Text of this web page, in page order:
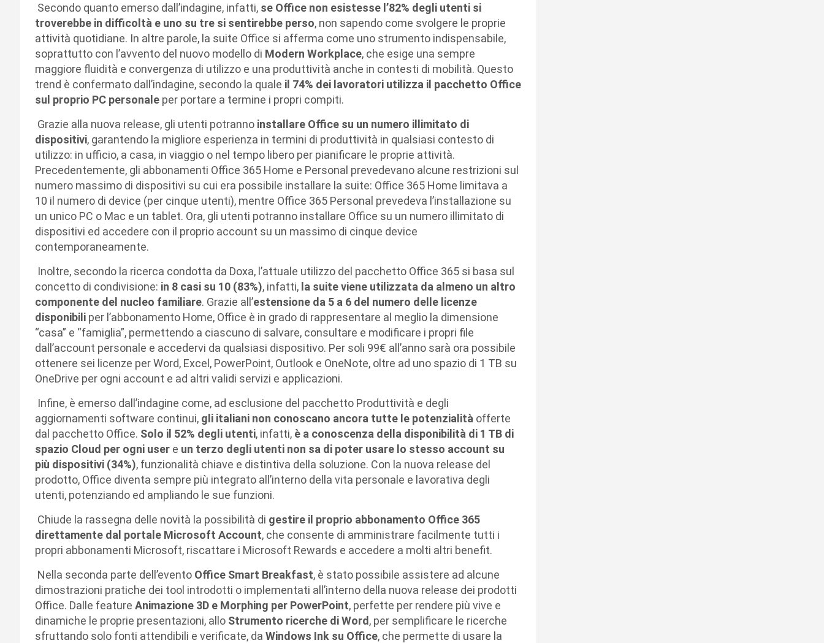
Secondo quanto emerso dall’indagine, infatti, se Office non esistesse l’82% degli utenti si
troverebbe in difficoltà e uno su tre si sentirebbe perso, non sapendo come svolgere le proprie
attività quotidiane. In altre parole, la suite Office si afferma come uno strumento indispensabile,
soprattutto con l’avvento del nuovo modello di Modern Workplace, che esige una sempre
maggiore fluidità e convergenza di utilizzo e una produttività anche in contesti di mobilità. Questo
trend è confermato dall’indagine, secondo la quale il 74% dei lavoratori utilizza il pacchetto Office
sul proprio PC personale per portare a termine i propri compiti.
Grazie alla nuova release, gli utenti potranno installare Office su un numero illimitato di
dispositivi, garantendo la migliore esperienza in termini di produttività in qualsiasi contesto di
utilizzo: in ufficio, a casa, in viaggio o nel tempo libero per pianificare le proprie attività.
Precedentemente, gli abbonamenti Office 365 Home e Personal prevedevano alcune restrizioni sul
numero massimo di dispositivi su cui era possibile installare la suite: Office 365 Home limitava a
10 il numero di device (per cinque utenti), mentre Office 365 Personal prevedeva l’installazione su
un unico PC o Mac e un tablet. Ora, gli utenti potranno installare Office su un numero illimitato di
dispositivi ed accedere con il proprio account su un massimo di cinque device
contemporaneamente.
Inoltre, secondo la ricerca condotta da Doxa, l’attuale utilizzo del pacchetto Office 365 si basa sul
concetto di condivisione: in 8 casi su 10 (83%), infatti, la suite viene utilizzata da almeno un altro
componente del nucleo familiare. Grazie all’estensione da 5 a 6 del numero delle licenze
disponibili per l’abbonamento Home, Office è in grado di rappresentare al meglio la dimensione
“casa” e “famiglia”, permettendo a ciascuno di salvare, consultare e modificare i propri file
dall’account personale e accedervi da qualsiasi dispositivo. Per soli 99€ all’anno sarà ora possibile
ottenere sei licenze per Word, Excel, PowerPoint, Outlook e OneNote, oltre ad uno spazio di 1 TB su
OneDrive per ogni account e ad altri validi servizi e applicazioni.
Infine, è emerso dall’indagine come, ad esclusione del pacchetto Produttività e degli
aggiornamenti software continui, gli italiani non conoscano ancora tutte le potenzialità offerte
dal pacchetto Office. Solo il 52% degli utenti, infatti, è a conoscenza della disponibilità di 1 TB di
spazio Cloud per ogni user e un terzo degli utenti non sa di poter usare lo stesso account su
più dispositivi (34%), funzionalità chiave e distintiva della soluzione. Con la nuova release del
prodotto, Office diventa sempre più integrato all’interno della vita personale e lavorativa degli
utenti, potenziando ed ampliando le sue funzioni.
Chiude la rassegna delle novità la possibilità di gestire il proprio abbonamento Office 365
direttamente dal portale Microsoft Account, che consente di amministrare facilmente tutti i
propri abbonamenti Microsoft, riscattare i Microsoft Rewards e accedere a molti altri benefit.
Nella seconda parte dell’evento Office Smart Breakfast, è stato possibile assistere ad alcune
dimostrazioni pratiche dei tool introdotti o implementati all’interno della nuova release dei prodotti
Office. Dalle feature Animazione 3D e Morphing per PowerPoint, perfette per rendere più vive e
dinamiche le proprie presentazioni, allo Strumento ricerche di Word , per semplificare le ricerche
sfruttando solo fonti attendibili e verificate, da Windows Ink su Office, che permette di usare la